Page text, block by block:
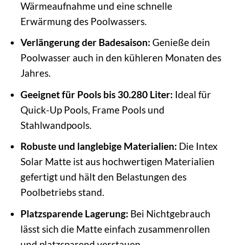
Wärmeaufnahme und eine schnelle
Erwärmung des Poolwassers.
Verlängerung der Badesaison: Genieße dein
Poolwasser auch in den kühleren Monaten des
Jahres.
Geeignet für Pools bis 30.280 Liter: Ideal für
Quick-Up Pools, Frame Pools und
Stahlwandpools.
Robuste und langlebige Materialien: Die Intex
Solar Matte ist aus hochwertigen Materialien
gefertigt und hält den Belastungen des
Poolbetriebs stand.
Platzsparende Lagerung: Bei Nichtgebrauch
lässt sich die Matte einfach zusammenrollen